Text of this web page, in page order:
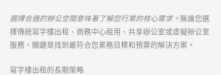
選擇合適的辦公空間意味著了解您行業的核心需求。 無論您選
擇傳統寫字樓出租、商務中心租用、共享辦公室或虛擬辦公室
服務，關鍵是找到最符合您業務目標和預算的解決方案。
寫字樓出租的長期策略